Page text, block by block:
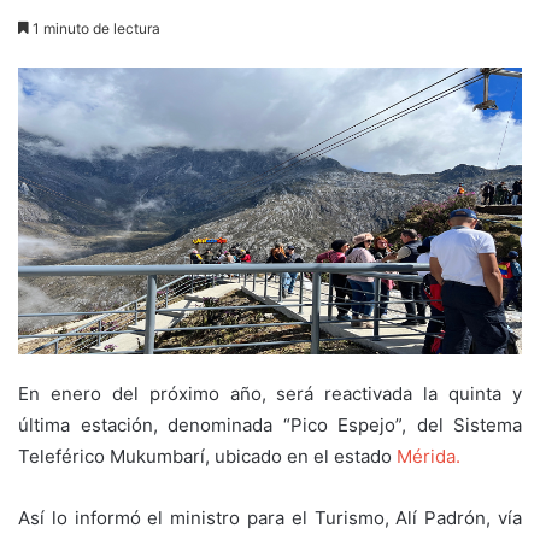
1 minuto de lectura
En enero del próximo año, será reactivada la quinta y
última estación, denominada “Pico Espejo”, del Sistema
Teleférico Mukumbarí, ubicado en el estado Mérida.
Así lo informó el ministro para el Turismo, Alí Padrón, vía